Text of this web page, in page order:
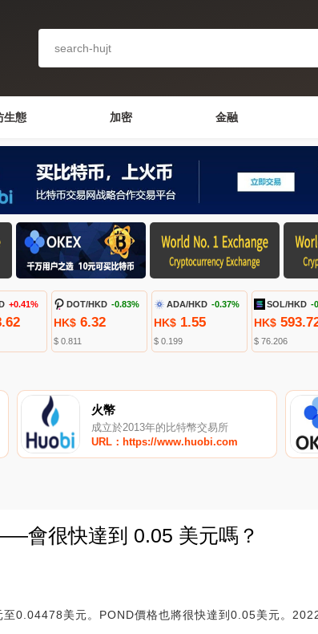
生態 加密 金融
+0.41% DOT/HKD -0.83%
HK$6.32
$ 0.811
ADA/HKD -0.37%
HK$1.55
$ 0.199
SOL/HKD -
HK$
$ 76.206
火幣
成立於2013年的比特幣交易所
URL：https://www.huobi.com
會很快達到 0.05 美元嗎？
0.04478美元。POND價格也將很快達到0.05美元。